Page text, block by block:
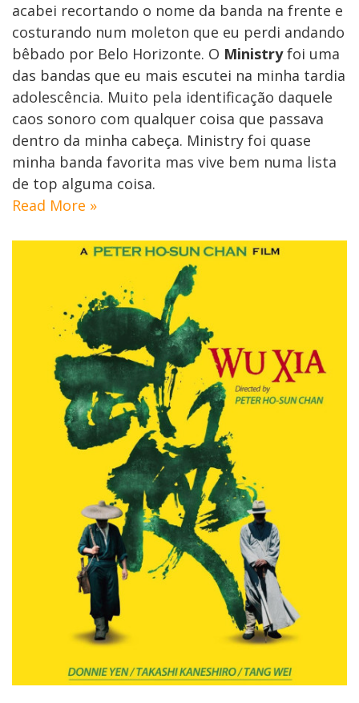
acabei recortando o nome da banda na frente e
costurando num moleton que eu perdi andando
bêbado por Belo Horizonte. O Ministryfoi uma
das bandas que eu mais escutei na minha tardia
adolescência. Muito pela identificação daquele
caos sonoro com qualquer coisa que passava
dentro da minha cabeça. Ministry foi quase
minha banda favorita mas vive bem numa lista
de top alguma coisa.
Read More »